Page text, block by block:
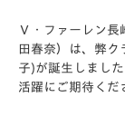
Ｖ・ファーレン長
田春奈）は、弊
子)が誕生しまし
活躍にご期待くだ